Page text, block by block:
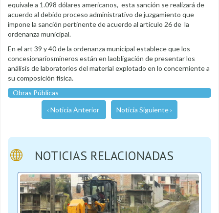
equivale a 1.098 dólares americanos, esta sanción se realizará de
acuerdo al debido proceso administrativo de juzgamiento que
impone la sanción pertinente de acuerdo al artículo 26 de la
ordenanza municipal.
En el art 39 y 40 de la ordenanza municipal establece que los
concesionariosmineros están en laobligación de presentar los
análisis de laboratorios del material explotado en lo concerniente a
su composición física.
Obras Públicas
‹ Noticia Anterior Noticia Siguiente ›
NOTICIAS RELACIONADAS